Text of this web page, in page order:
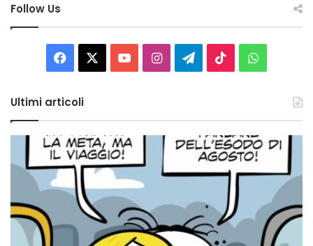
Follow Us
Facebook You InstagramTelegram
TikTok
Ultimi articoli